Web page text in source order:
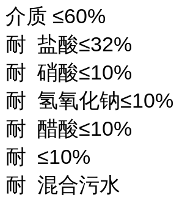
介质 ≤60%
耐 盐酸≤32%
耐 硝酸≤10%
耐 氢氧化钠≤10%
耐 醋酸≤10%
耐 ≤10%
耐 混合污水